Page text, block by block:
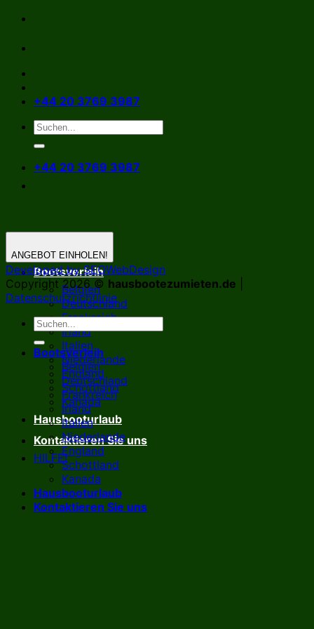
Zum
springen
+44 20 3769 3987
+44 20 3769 3987
Bootsverleih
Belgien
Deutschland
Frankreich
Irland
Italien
Niederlande
England
Schottland
Kanada
Hausbooturlaub
Kontaktieren Sie uns
HILFE!
ANGEBOT EINHOLEN!
Developed by SEOWebDesign
Copyright 2026 © hausbootezumieten.de
Datenschutzrichtlinie
Bootsverleih
Belgien
Deutschland
Frankreich
Irland
Italien
Niederlande
England
Schottland
Kanada
Hausbooturlaub
Kontaktieren Sie uns